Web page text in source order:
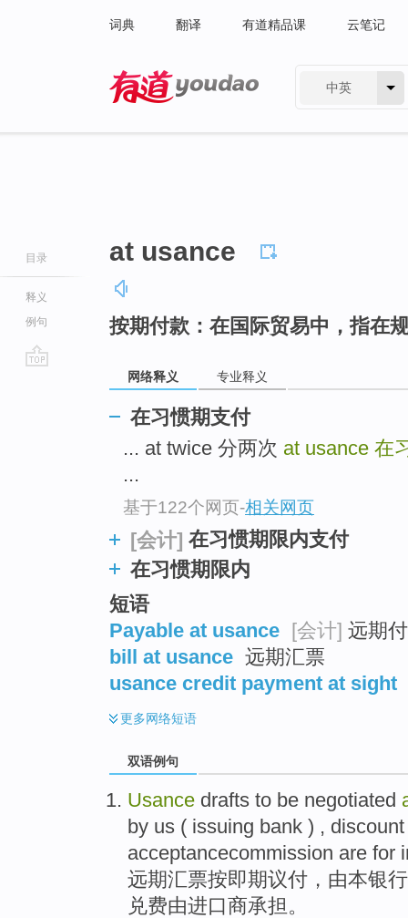
词典 翻译 有道精品课 云笔记
中英
目录
释义
例句
at usance
按期付款：在国际贸易中，指在
网络释义 专业释义
在习惯期支付
... at twice 分两次 at usance 在
...
基于122个网页-相关网页
[会计] 在习惯期限内支付
在习惯期限内
短语
Payable at usance [会计] 远期
bill at usance 远期汇票
usance credit payment at sight
更多网络短语
双语例句
Usance drafts to be negotiated
by us ( issuing bank ) ,
acceptancecommission are for
远期汇票按即期议付 ， 由本银行
兑费由进口商承担。